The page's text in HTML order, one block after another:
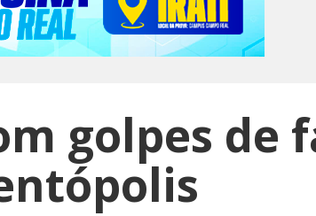
golpes de